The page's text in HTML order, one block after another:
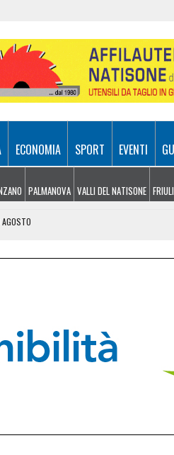
ECONOMIA SPORT EVENTI
PALMANOVA VALLI DEL NATISONE
FERITO A BARCIS
E NOTTINGHAM FOREST